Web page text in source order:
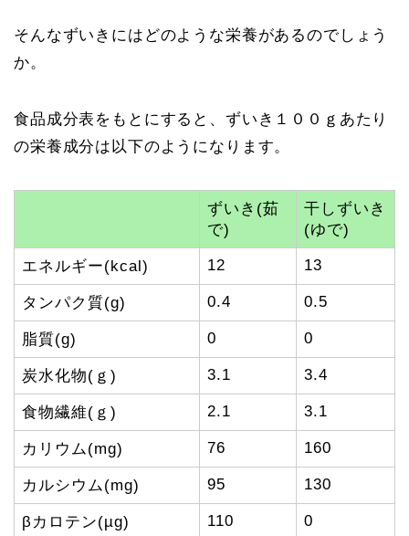
そんなずいきにはどのような栄養があるのでしょう
か。
食品成分表をもとにすると、ずいき１００ｇあたり
の栄養成分は以下のようになります。
ずいき(茹
で)
干しずいき
(ゆで)
エネルギー(kcal) 12 13
タンパク質(g) 0.4 0.5
脂質(g) 0 0
炭水化物(ｇ) 3.1 3.4
食物繊維(ｇ) 2.1 3.1
カリウム(mg) 76 160
カルシウム(mg) 95 130
βカロテン(µg) 110 0